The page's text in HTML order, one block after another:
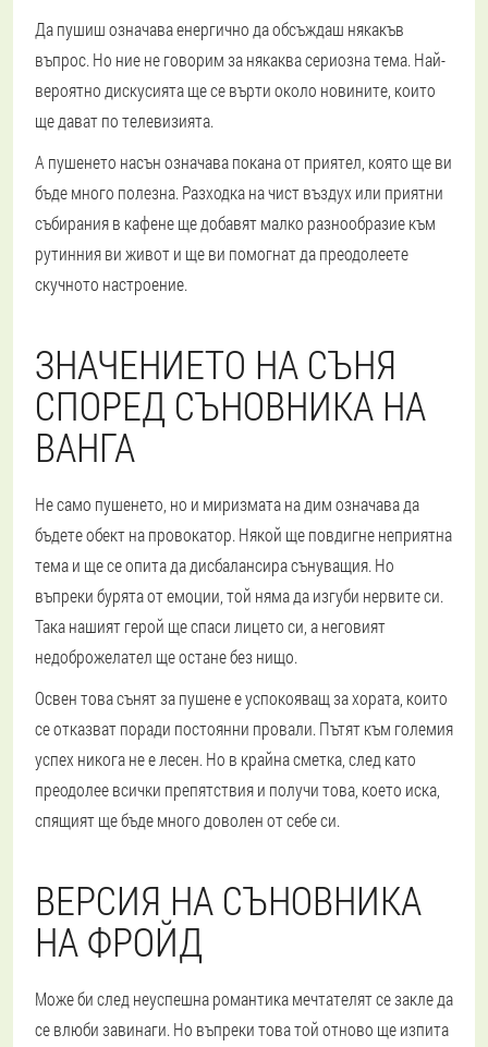
Да пушиш означава енергично да обсъждаш някакъв
въпрос. Но ние не говорим за някаква сериозна тема. Най-
вероятно дискусията ще се върти около новините, които
ще дават по телевизията.
А пушенето насън означава покана от приятел, която ще ви
бъде много полезна. Разходка на чист въздух или приятни
събирания в кафене ще добавят малко разнообразие към
рутинния ви живот и ще ви помогнат да преодолеете
скучното настроение.
ЗНАЧЕНИЕТО НА СЪНЯ
СПОРЕД СЪНОВНИКА НА
ВАНГА
Не само пушенето, но и миризмата на дим означава да
бъдете обект на провокатор. Някой ще повдигне неприятна
тема и ще се опита да дисбалансира сънуващия. Но
въпреки бурята от емоции, той няма да изгуби нервите си.
Така нашият герой ще спаси лицето си, а неговият
недоброжелател ще остане без нищо.
Освен това сънят за пушене е успокояващ за хората, които
се отказват поради постоянни провали. Пътят към големия
успех никога не е лесен. Но в крайна сметка, след като
преодолее всички препятствия и получи това, което иска,
спящият ще бъде много доволен от себе си.
ВЕРСИЯ НА СЪНОВНИКА
НА ФРОЙД
Може би след неуспешна романтика мечтателят се закле да
се влюби завинаги. Но въпреки това той отново ще изпита